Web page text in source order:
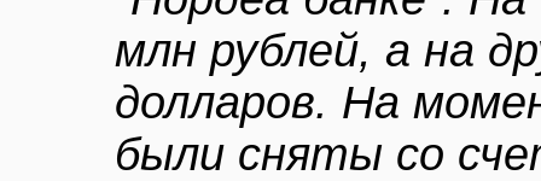
млн рублей, а на
долларов. На
были сняты со